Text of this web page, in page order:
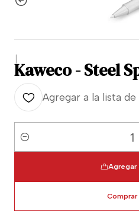
|
Kaweco - Steel
Agregar a la lista
Cantidad
Agregar
Comprar